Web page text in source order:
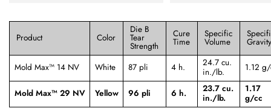
Product Color
Die B
Tear
Strength
Cure
Time
Specific
Volume
Mold Max™ 14 NV White 87 pli 4 h.
24.7 cu.
in./lb.
1.12
Mold Max™ 29 NV Yellow 96 pli 6 h.
23.7 cu.
in./lb.
1.17
g/cc